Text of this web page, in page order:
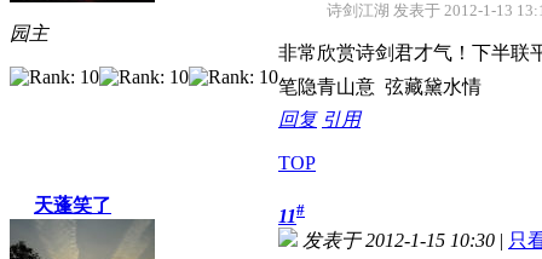
园主
诗剑江湖 发表于 2012-1-13
非常欣赏诗剑君才气！下半联
笔隐青山意 弦藏黛水情
回复 引用
TOP
天蓬笑了
11#
发表于 2012-1-15 10:30 | 只